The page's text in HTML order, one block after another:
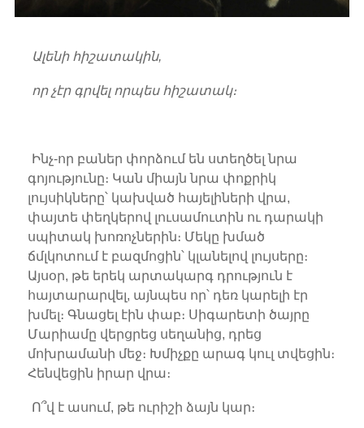
Ալենի հիշատակին,
որ չէր գրվել որպես հիշատակ։
Ինչ-որ բաներ փորձում են ստեղծել նրա
գոյությունը։ Կան միայն նրա փոքրիկ
լույսիկները՝ կախված հայելիների վրա,
փայտե փեղկերով լուսամուտին ու դարակի
սպիտակ խոռոչներին։ Մեկը խմած
ճմլկոտում է բազմոցին՝ կլանելով լույսերը։
Այսօր, թե երեկ արտակարգ դրություն է
հայտարարվել, այնպես որ՝ դեռ կարելի էր
խմել։ Գնացել էին փաբ։ Սիգարետի ծայրը
Մարիամը վերցրեց սեղանից, դրեց
մոխրամանի մեջ։ Խմիչքը արագ կուլ տվեցին։
Հենվեցին իրար վրա։
Ո՞վ է ասում, թե ուրիշի ձայն կար։